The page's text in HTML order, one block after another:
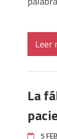
Leer
La
5